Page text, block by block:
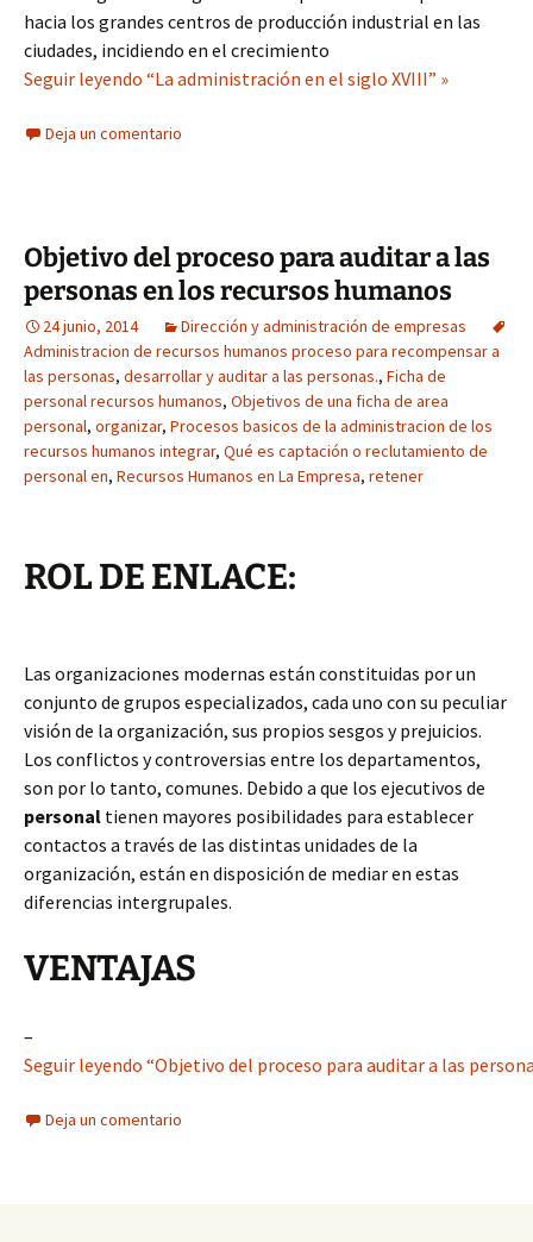
hacia los grandes centros de producción industrial en las
ciudades, incidiendo en el crecimiento
Seguir leyendo “La administración en el siglo XVIII” »
Deja un comentario
Objetivo del proceso para auditar a las
personas en los recursos humanos
24 junio, 2014
Dirección y administración de empresas
Administracion de recursos humanos proceso para recompensar a
las personas, desarrollar y auditar a las personas., Ficha de
personal recursos humanos, Objetivos de una ficha de area
personal, organizar, Procesos basicos de la administracion de los
recursos humanos integrar, Qué es captación o reclutamiento de
personal en, Recursos Humanos en La Empresa, retener
ROL DE ENLACE:
Las organizaciones modernas están constituidas por un
conjunto de grupos especializados, cada uno con su peculiar
visión de la organización, sus propios sesgos y prejuicios.
Los conflictos y controversias entre los departamentos,
son por lo tanto, comunes. Debido a que los ejecutivos de
personal tienen mayores posibilidades para establecer
contactos a través de las distintas unidades de la
organización, están en disposición de mediar en estas
diferencias intergrupales.
VENTAJAS
–
Seguir leyendo “Objetivo del proceso para auditar a las
Deja un comentario